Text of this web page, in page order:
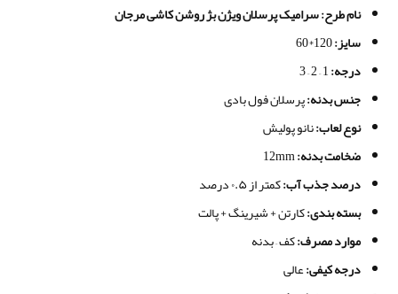
نام طرح: سرامیک پرسلان ویژن بژ روشن کاشی مرجان
سایز:
درجه:
1 – 2 – 3
جنس بدنه:پرسلان فول بادی
نوع لعاب:نانو پولیش
ضخامت بدنه:
درصد جذب آب:کمتر از ۰.۵ درصد
بسته بندی:کارتن + شیرینگ + پالت
موارد مصرف:کف – بدنه
درجه کیفی:عالی